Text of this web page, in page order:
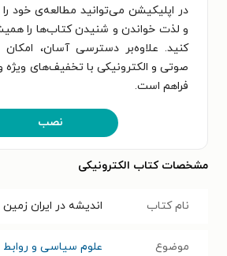
در اپلیکیشن می‌توانید مطالعه‌ی خود
و لذت خواندن و شنیدن کتاب‌ها را
کنید. علاوه‌بر دسترسی آسان، امکان
صوتی و الکترونیکی با تخفیف‌های
فراهم است.
نصب
مشخصات کتاب الکترونیکی
نام کتاب اندیشه در ایران زمین
موضوع علوم سیاسی و روابط